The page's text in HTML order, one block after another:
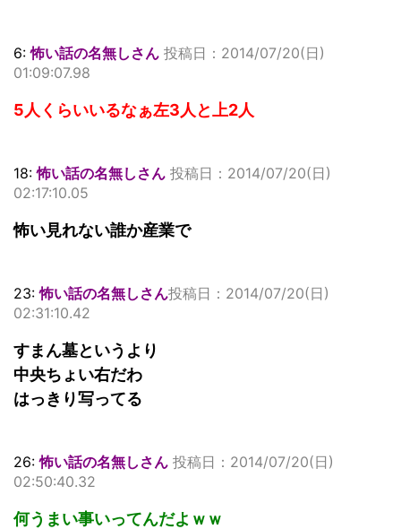
6:怖い話の名無しさん 投稿日：2014/07/20(日)
01:09:07.98
5人くらいいるなぁ左3人と上2人
18:怖い話の名無しさん 投稿日：2014/07/20(日)
02:17:10.05
怖い見れない誰か産業で
23:怖い話の名無しさん投稿日：2014/07/20(日)
02:31:10.42
すまん墓というより
中央ちょい右だわ
はっきり写ってる
26:怖い話の名無しさん 投稿日：2014/07/20(日)
02:50:40.32
何うまい事いってんだよｗｗ